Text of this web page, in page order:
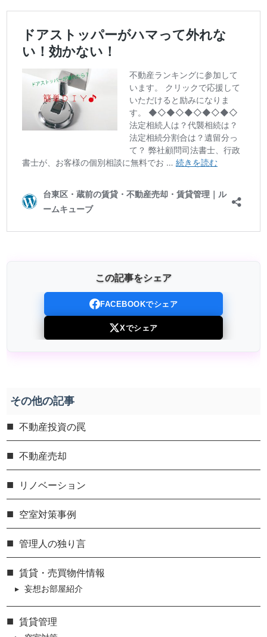
この記事をシェア
FACEBOOKでシェア
Xでシェア
その他の記事
不動産投資の罠
不動産売却
リノベーション
空室対策事例
管理人の独り言
賃貸・売買物件情報
妄想お部屋紹介
賃貸管理